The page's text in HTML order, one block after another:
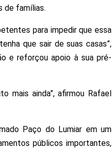
de famílias.
para impedir que essa
que sair de suas casas”,
e reforçou apoio à sua pré-
mais ainda”, afirmou Rafael
Paço do Lumiar em um
públicos importantes,